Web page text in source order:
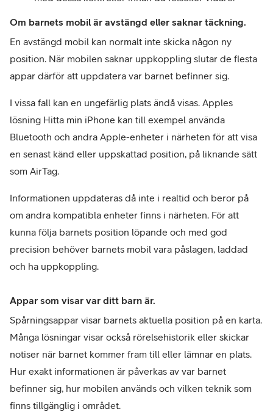
Om barnets mobil är avstängd eller saknar täckning.
En avstängd mobil kan normalt inte skicka någon ny
position. När mobilen saknar uppkoppling slutar de flesta
appar därför att uppdatera var barnet befinner sig.
I vissa fall kan en ungefärlig plats ändå visas. Apples
lösning Hitta min iPhone kan till exempel använda
Bluetooth och andra Apple-enheter i närheten för att visa
en senast känd eller uppskattad position, på liknande sätt
som AirTag.
Informationen uppdateras då inte i realtid och beror på
om andra kompatibla enheter finns i närheten. För att
kunna följa barnets position löpande och med god
precision behöver barnets mobil vara påslagen, laddad
och ha uppkoppling.
Appar som visar var ditt barn är.
Spårningsappar visar barnets aktuella position på en karta.
Många lösningar visar också rörelsehistorik eller skickar
notiser när barnet kommer fram till eller lämnar en plats.
Hur exakt informationen är påverkas av var barnet
befinner sig, hur mobilen används och vilken teknik som
finns tillgänglig i området.